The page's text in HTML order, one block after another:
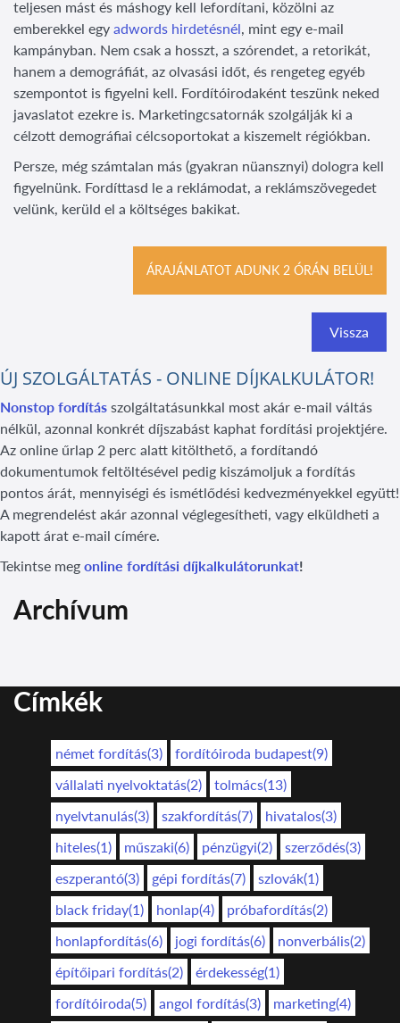
teljesen mást és máshogy kell lefordítani, közölni az
emberekkel egy adwords hirdetésnél, mint egy e-mail
kampányban. Nem csak a hosszt, a szórendet, a retorikát,
hanem a demográfiát, az olvasási időt, és rengeteg egyéb
szempontot is figyelni kell. Fordítóirodaként teszünk neked
javaslatot ezekre is. Marketingcsatornák szolgálják ki a
célzott demográfiai célcsoportokat a kiszemelt régiókban.
Persze, még számtalan más (gyakran nüansznyi) dologra kell
figyelnünk. Fordíttasd le a reklámodat, a reklámszövegedet
velünk, kerüld el a költséges bakikat.
ÁRAJÁNLATOT ADUNK 2 ÓRÁN BELÜL!
Vissza
ÚJ SZOLGÁLTATÁS - ONLINE DÍJKALKULÁTOR!
Nonstop fordítás szolgáltatásunkkal most akár e-mail váltás
nélkül, azonnal konkrét díjszabást kaphat fordítási projektjére.
Az online űrlap 2 perc alatt kitölthető, a fordítandó
dokumentumok feltöltésével pedig kiszámoljuk a fordítás
pontos árát, mennyiségi és ismétlődési kedvezményekkel együtt!
A megrendelést akár azonnal véglegesítheti, vagy elküldheti a
kapott árat e-mail címére.
Tekintse meg online fordítási díjkalkulátorunkat!
Archívum
Címkék
német fordítás(3)
fordítóiroda budapest(9)
vállalati nyelvoktatás(2)
tolmács(13)
nyelvtanulás(3)
szakfordítás(7)
hivatalos(3)
hiteles(1)
műszaki(6) pénzügyi(2)
szerződés(3)
eszperantó(3)
gépi fordítás(7)
szlovák(1)
black friday(1)
honlap(4)
próbafordítás(2)
honlapfordítás(6)
jogi fordítás(6)
nonverbális(2)
építőipari fordítás(2)
érdekesség(1)
fordítóiroda(5)
angol fordítás(3) marketing(4)